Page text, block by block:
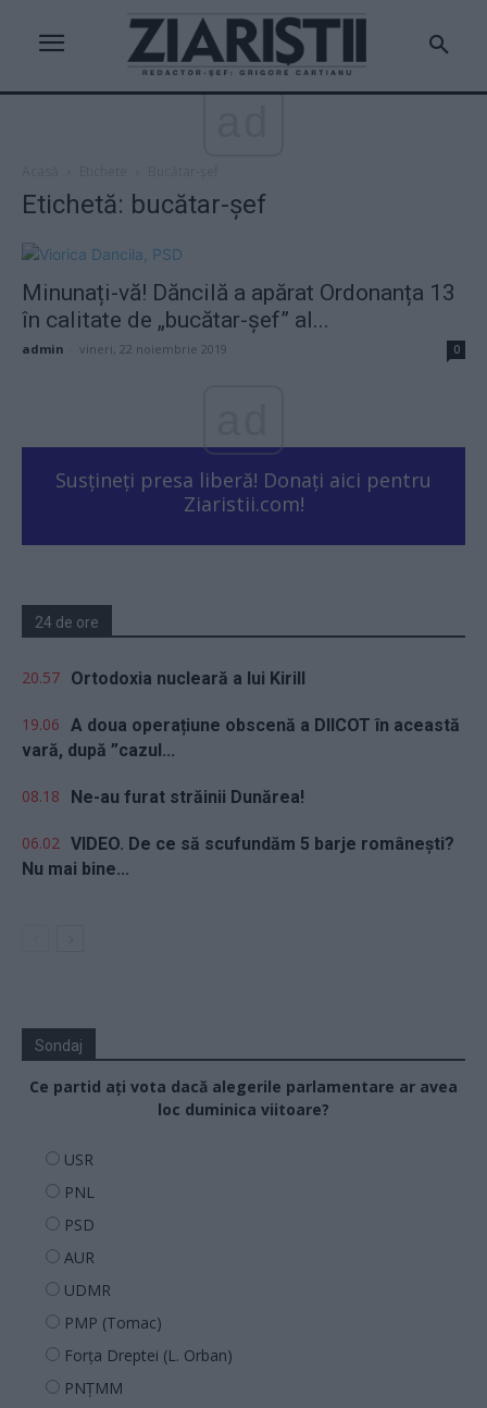
Etichetă: bucătar-șef
Minunați-vă! Dăncilă a apărat Ordonanța 13
în calitate de „bucătar-șef” al...
admin vineri, 22 noiembrie 2019 0
Susțineți presa liberă! Donați aici pentru
Ziaristii.com!
24 de ore
20.57 Ortodoxia nucleară a lui Kirill
19.06 A doua operațiune obscenă a DIICOT în această
vară, după ”cazul...
08.18 Ne-au furat străinii Dunărea!
06.02 VIDEO. De ce să scufundăm 5 barje românești?
Nu mai bine...
Sondaj
Ce partid ați vota dacă alegerile parlamentare ar avea
loc duminica viitoare?
USR
PNL
PSD
AUR
UDMR
PMP (Tomac)
Forța Dreptei (L. Orban)
PNȚMM